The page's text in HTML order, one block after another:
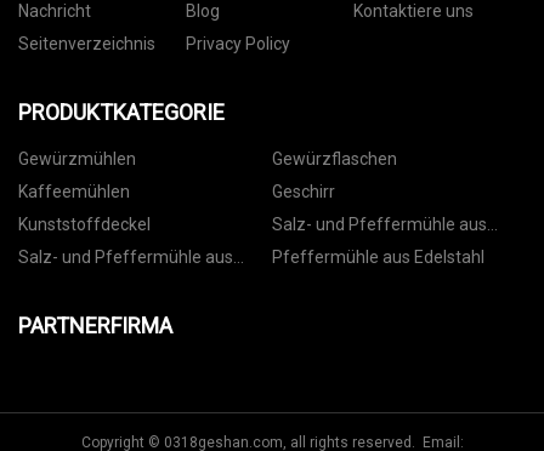
Nachricht
Blog
Kontaktiere uns
Seitenverzeichnis
Privacy Policy
PRODUKTKATEGORIE
Gewürzmühlen
Gewürzflaschen
Kaffeemühlen
Geschirr
Kunststoffdeckel
Salz- und Pfeffermühle aus
Kunststoff
Salz- und Pfeffermühle aus
Pfeffermühle aus Edelstahl
PARTNERFIRMA
Copyright © 0318geshan.com, all rights reserved. Email: